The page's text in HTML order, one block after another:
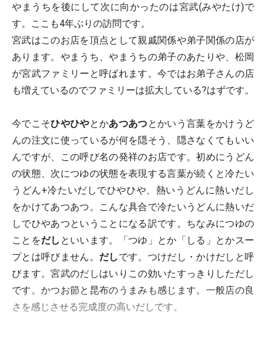
やまうちを後にして次に向かったのは宮武(みやたけ)で
す。ここも4年ぶりの訪問です。
宮武はこのお店を頂点として親戚関係や弟子関係の店が
あります。やまうち、やまうちの弟子のあたりや、松岡
が宮武ファミリーと呼ばれます。今ではお弟子さんの店
も増えているのでファミリーは拡大している?はずです。
今でこそひやひやとかあつあつとかいう言葉をかけうど
んの注文に使っているが何を隠そう、隠さなくてもいい
んですが、この呼び名の発祥のお店です。初めにうどん
の状態、次につゆの状態を表現する言葉が続くと冷たい
うどん+冷たいだしでひやひや、熱いうどんに熱いだし
をかけてあつあつ。こんな具合で冷たいうどんに熱いだ
しでひやあつということになる訳です。ちなみにつゆの
ことをだし といいます。「つゆ」とか「しる」とかスー
プとは呼びません。 だし です。つけだし・かけだしと呼
びます。宮武のだしはいりこの効いたすっきりしただし
です。かつお節と昆布のうまみも感じます。一般店の良
さを感じさせる完成度の高いだしです。